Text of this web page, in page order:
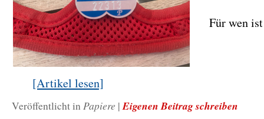
Für wen
[Artikel lesen]
Veröffentlicht inPapiere | Eigenen Beitrag schreiben